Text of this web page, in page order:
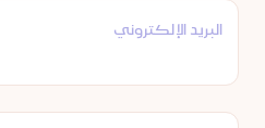
البريد الإلكتروني